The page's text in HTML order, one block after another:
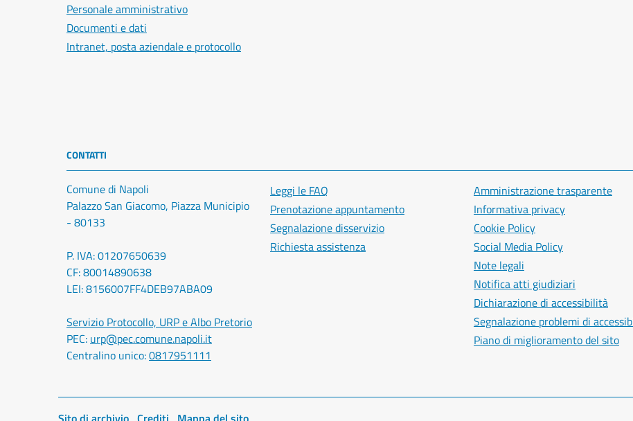
Personale amministrativo
Documenti e dati
Intranet, posta aziendale e protocollo
CONTATTI
Comune di Napoli
Palazzo San Giacomo, Piazza Municipio
- 80133
P. IVA: 01207650639
CF: 80014890638
LEI: 8156007FF4DEB97ABA09
Servizio Protocollo, URP e Albo Pretorio
PEC: urp@pec.comune.napoli.it
Centralino unico:0817951111
Leggi le FAQ
Prenotazione appuntamento
Segnalazione disservizio
Richiesta assistenza
Amministrazione trasparente
Informativa privacy
Cookie Policy
Social Media Policy
Note legali
Notifica atti giudiziari
Dichiarazione di accessibilità
Segnalazione problemi di
Piano di miglioramento del sito